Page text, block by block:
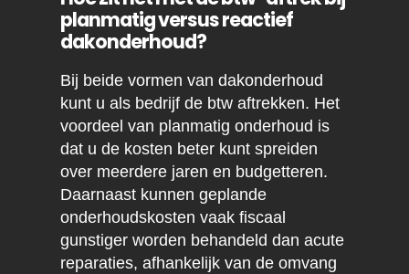
planmatig versus reactief
dakonderhoud?
Bij beide vormen van dakonderhoud
kunt u als bedrijf de btw aftrekken. Het
voordeel van planmatig onderhoud is
dat u de kosten beter kunt spreiden
over meerdere jaren en budgetteren.
Daarnaast kunnen geplande
onderhoudskosten vaak fiscaal
gunstiger worden behandeld dan acute
reparaties, afhankelijk van de omvang